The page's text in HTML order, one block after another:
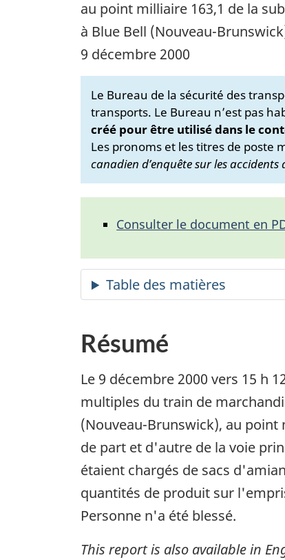
au point milliaire 163,1 de la
à Blue Bell (Nouveau-
9 décembre 2000
Le Bureau de la sécurité des
transports. Le Bureau n’est pas
créé pour être utilisé dans le
Les pronoms et les titres de poste
canadien d’enquête sur les
Consulter le document en
Résumé
Le 9 décembre 2000 vers 15 h
multiples du train de
(Nouveau-Brunswick), au
de part et d'autre de la voie
étaient chargés de sacs
quantités de produit sur
Personne n'a été blessé.
This report is also available in